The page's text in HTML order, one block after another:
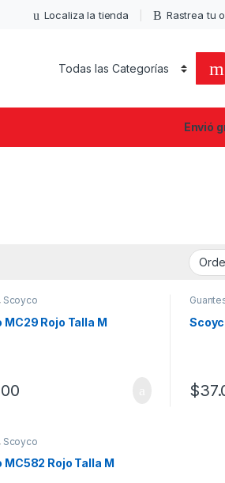
Localiza la tienda Rastrea tu
Envió
, Scoyco
MC29 Rojo Talla M
$
, Scoyco
MC582 Rojo Talla M